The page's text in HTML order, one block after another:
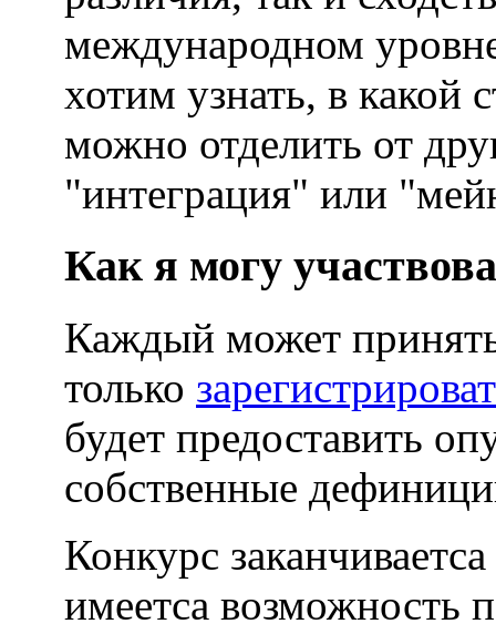
международном
хотим узнать, в какой
можно отделить от
"интеграция" или
Как я могу
Каждый может
только
будет предоставить
собственные
Конкурс
имеетса возможность